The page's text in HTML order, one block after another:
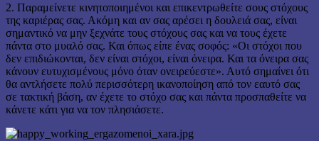
2. Παραμείνετε κινητοποιημένοι και επικεντρωθείτε σους στόχους
της καριέρας σας. Ακόμη και αν σας αρέσει η δουλειά σας, είναι
σημαντικό να μην ξεχνάτε τους στόχους σας και να τους έχετε
πάντα στο μυαλό σας. Και όπως είπε ένας σοφός: «Οι στόχοι που
δεν επιδιώκονται, δεν είναι στόχοι, είναι όνειρα. Και τα όνειρα σας
κάνουν ευτυχισμένους μόνο όταν ονειρεύεστε». Αυτό σημαίνει ότι
θα αντλήσετε πολύ περισσότερη ικανοποίηση από τον εαυτό σας
σε τακτική βάση, αν έχετε το στόχο σας και πάντα προσπαθείτε να
κάνετε κάτι για να τον πλησιάσετε.